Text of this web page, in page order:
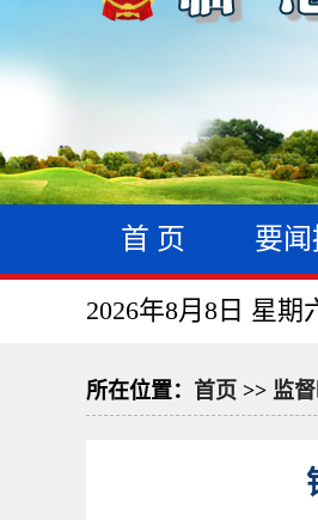
首 页 要
2026年8月8日 星期
所在位置： 首页 >> 监